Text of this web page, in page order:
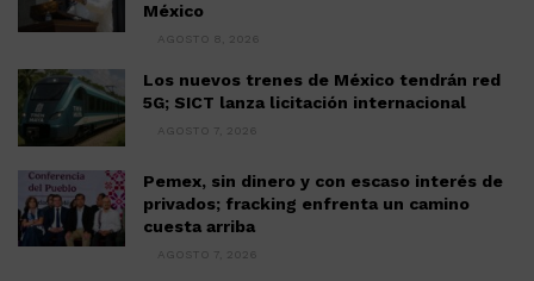
México
AGOSTO 8, 2026
Los nuevos trenes de México tendrán red
5G; SICT lanza licitación internacional
AGOSTO 7, 2026
Pemex, sin dinero y con escaso interés de
privados; fracking enfrenta un camino
cuesta arriba
AGOSTO 7, 2026